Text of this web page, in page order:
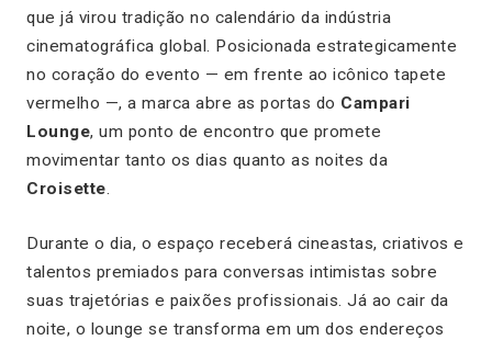
que já virou tradição no calendário da indústria
cinematográfica global. Posicionada estrategicamente
no coração do evento — em frente ao icônico tapete
vermelho —, a marca abre as portas do Campari
Lounge, um ponto de encontro que promete
movimentar tanto os dias quanto as noites da
Croisette.
Durante o dia, o espaço receberá cineastas, criativos e
talentos premiados para conversas intimistas sobre
suas trajetórias e paixões profissionais. Já ao cair da
noite, o lounge se transforma em um dos endereços